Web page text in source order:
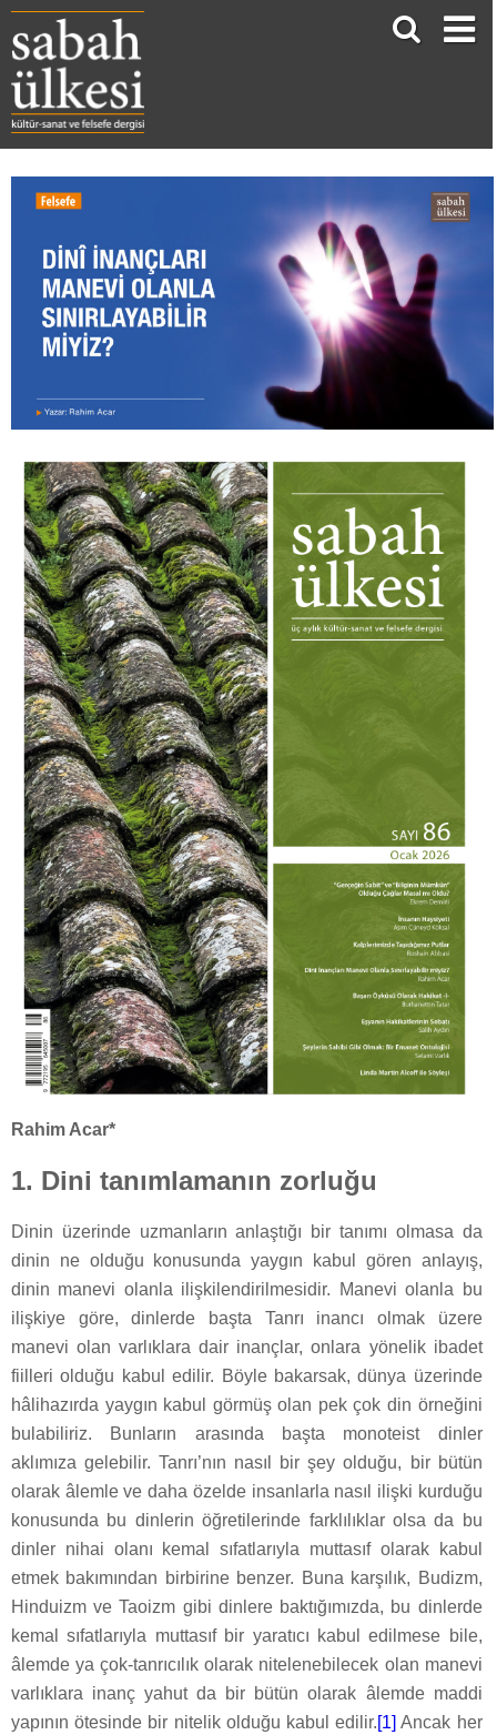
Rahim Acar*
1. Dini tanımlamanın zorluğu
Dinin üzerinde uzmanların anlaştığı bir tanımı olmasa da
dinin ne olduğu konusunda yaygın kabul gören anlayış,
dinin manevi olanla ilişkilendirilmesidir. Manevi olanla bu
ilişkiye göre, dinlerde başta Tanrı inancı olmak üzere
manevi olan varlıklara dair inançlar, onlara yönelik ibadet
fiilleri olduğu kabul edilir. Böyle bakarsak, dünya üzerinde
hâlihazırda yaygın kabul görmüş olan pek çok din örneğini
bulabiliriz. Bunların arasında başta monoteist dinler
aklımıza gelebilir. Tanrı’nın nasıl bir şey olduğu, bir bütün
olarak âlemle ve daha özelde insanlarla nasıl ilişki kurduğu
konusunda bu dinlerin öğretilerinde farklılıklar olsa da bu
dinler nihai olanı kemal sıfatlarıyla muttasıf olarak kabul
etmek bakımından birbirine benzer. Buna karşılık, Budizm,
Hinduizm ve Taoizm gibi dinlere baktığımızda, bu dinlerde
kemal sıfatlarıyla muttasıf bir yaratıcı kabul edilmese bile,
âlemde ya çok-tanrıcılık olarak nitelenebilecek olan manevi
varlıklara inanç yahut da bir bütün olarak âlemde maddi
yapının ötesinde bir nitelik olduğu kabul edilir.[1] Ancak her